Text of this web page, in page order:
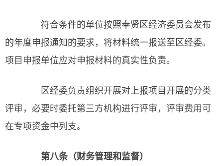
符合条件的单位按照奉贤区经济委员会发布
的年度申报通知的要求，将材料统一报送至区经委。
项目申报单位应对申报材料的真实性负责。
区经委负责组织开展对上报项目开展的分类
评审，必要时委托第三方机构进行评审，评审费用可
在专项资金中列支。
第八条（财务管理和监督）